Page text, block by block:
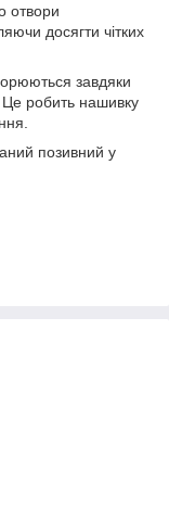
отвори
досягти чітких
завдяки
Це робить нашивку
позивний у